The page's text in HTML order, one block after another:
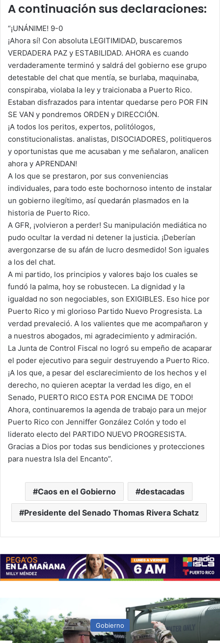
A continuación sus declaraciones:
“¡UNÁNIME! 9-0
¡Ahora sí! Con absoluta LEGITIMIDAD, buscaremos
VERDADERA PAZ y ESTABILIDAD. AHORA es cuando
verdaderamente terminó y saldrá del gobierno ese grupo
detestable del chat que mentía, se burlaba, maquinaba,
conspiraba, violaba la ley y traicionaba a Puerto Rico.
Estaban disfrazados para intentar quedarse pero POR FIN
SE VAN y pondremos ORDEN y DIRECCIÓN.
¡A todos los peritos, expertos, politólogos,
constitucionalistas. analistas, DISOCIADORES, politiqueros
y oportunistas que me acusaban y me señalaron, analicen
ahora y APRENDAN!
A los que se prestaron, por sus conveniencias
individuales, para todo este bochornoso intento de instalar
un gobierno ilegítimo, así quedarán plasmados en la
historia de Puerto Rico.
A GFR, ¡volvieron a perder! Su manipulación mediática no
pudo ocultar la verdad ni detener la justicia. ¡Deberían
avergonzarse de su afán de lucro desmedido! Son iguales
a los del chat.
A mi partido, los principios y valores bajo los cuales se
fundó la palma, hoy se robustecen. La dignidad y la
igualdad no son negociables, son EXIGIBLES. Eso hice por
Puerto Rico y mi glorioso Partido Nuevo Progresista. La
verdad prevaleció. A los valientes que me acompañaron y
a nuestros abogados, mi agradecimiento y admiración.
La Junta de Control Fiscal no logró su empeño de acaparar
el poder ejecutivo para seguir destruyendo a Puerto Rico.
¡A los que, a pesar del esclarecimiento de los hechos y el
derecho, no quieren aceptar la verdad les digo, en el
Senado, PUERTO RICO ESTA POR ENCIMA DE TODO!
Ahora, continuaremos la agenda de trabajo para un mejor
Puerto Rico con Jenniffer González Colón y todo el
liderato electo del PARTIDO NUEVO PROGRESISTA.
Gracias a Dios por todas sus bendiciones y protecciones
para nuestra Isla del Encanto”.
Caos en el Gobierno destacadas
Presidente del Senado Thomas Rivera Schatz
Gobierno